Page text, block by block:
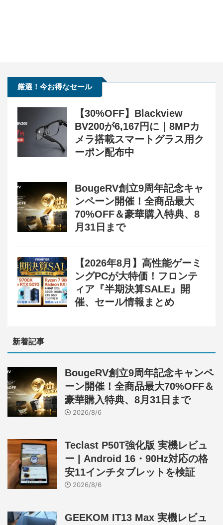
厳選！今お得なセール
【30%OFF】Blackview
BV200が6,167円に｜8MPカ
メラ搭載スマートグラス用ク
ーポン配布中
BougeRV創立9周年記念キャ
ンペーン開催！全商品最大
70%OFF＆豪華購入特典、8
月31日まで
【2026年8月】高性能ゲーミ
ングPCが大特価！フロンテ
ィア『半期決算SALE』開
催、セール情報まとめ
新着記事
BougeRV創立9周年記念キャンペ
ーン開催！全商品最大70%OFF＆
豪華購入特典、8月31日まで
2026/8/6
Teclast P50T強化版 実機レビュ
ー | Android 16・90Hz対応の格
安11インチタブレットを検証
2026/8/6
GEEKOM IT13 Max 実機レビュ